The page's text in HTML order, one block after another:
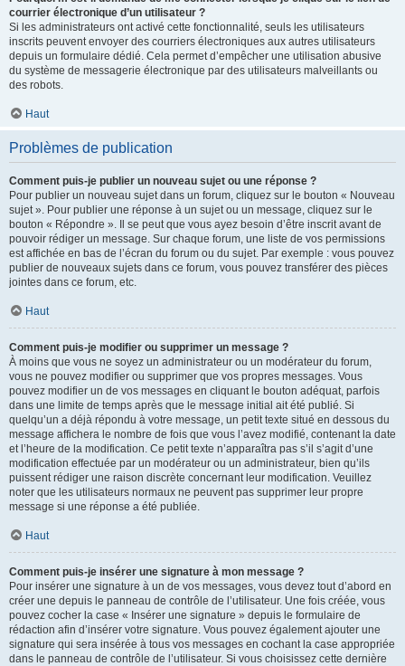
courrier électronique d’un utilisateur ?
Si les administrateurs ont activé cette fonctionnalité, seuls les utilisateurs
inscrits peuvent envoyer des courriers électroniques aux autres utilisateurs
depuis un formulaire dédié. Cela permet d’empêcher une utilisation abusive
du système de messagerie électronique par des utilisateurs malveillants ou
des robots.
Haut
Problèmes de publication
Comment puis-je publier un nouveau sujet ou une réponse ?
Pour publier un nouveau sujet dans un forum, cliquez sur le bouton « Nouveau
sujet ». Pour publier une réponse à un sujet ou un message, cliquez sur le
bouton « Répondre ». Il se peut que vous ayez besoin d’être inscrit avant de
pouvoir rédiger un message. Sur chaque forum, une liste de vos permissions
est affichée en bas de l’écran du forum ou du sujet. Par exemple : vous pouvez
publier de nouveaux sujets dans ce forum, vous pouvez transférer des pièces
jointes dans ce forum, etc.
Haut
Comment puis-je modifier ou supprimer un message ?
À moins que vous ne soyez un administrateur ou un modérateur du forum,
vous ne pouvez modifier ou supprimer que vos propres messages. Vous
pouvez modifier un de vos messages en cliquant le bouton adéquat, parfois
dans une limite de temps après que le message initial ait été publié. Si
quelqu’un a déjà répondu à votre message, un petit texte situé en dessous du
message affichera le nombre de fois que vous l’avez modifié, contenant la date
et l’heure de la modification. Ce petit texte n’apparaîtra pas s’il s’agit d’une
modification effectuée par un modérateur ou un administrateur, bien qu’ils
puissent rédiger une raison discrète concernant leur modification. Veuillez
noter que les utilisateurs normaux ne peuvent pas supprimer leur propre
message si une réponse a été publiée.
Haut
Comment puis-je insérer une signature à mon message ?
Pour insérer une signature à un de vos messages, vous devez tout d’abord en
créer une depuis le panneau de contrôle de l’utilisateur. Une fois créée, vous
pouvez cocher la case « Insérer une signature » depuis le formulaire de
rédaction afin d’insérer votre signature. Vous pouvez également ajouter une
signature qui sera insérée à tous vos messages en cochant la case appropriée
dans le panneau de contrôle de l’utilisateur. Si vous choisissez cette dernière